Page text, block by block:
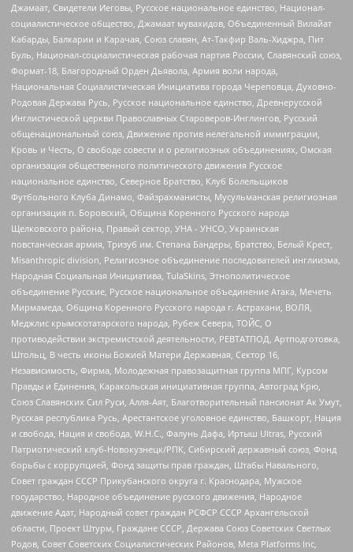
Джамаат, Свидетели Иеговы, Русское национальное единство, Национал-
социалистическое общество, Джамаат мувахидов, Объединенный Вилайат
Кабарды, Балкарии и Карачая, Союз славян, Ат-Такфир Валь-Хиджра, Пит
Буль, Национал-социалистическая рабочая партия России, Славянский союз,
Формат-18, Благородный Орден Дьявола, Армия воли народа,
Национальная Социалистическая Инициатива города Череповца, Духовно-
Родовая Держава Русь, Русское национальное единство, Древнерусской
Инглистической церкви Православных Староверов-Инглингов, Русский
общенациональный союз, Движение против нелегальной иммиграции,
Кровь и Честь, О свободе совести и о религиозных объединениях, Омская
организация общественного политического движения Русское
национальное единство, Северное Братство, Клуб Болельщиков
Футбольного Клуба Динамо, Файзрахманисты, Мусульманская религиозная
организация п. Боровский, Община Коренного Русского народа
Щелковского района, Правый сектор, УНА - УНСО, Украинская
повстанческая армия, Тризуб им. Степана Бандеры, Братство, Белый Крест,
Misanthropic division, Религиозное объединение последователей инглиизма,
Народная Социальная Инициатива, TulaSkins, Этнополитическое
объединение Русские, Русское национальное объединение Атака, Мечеть
Мирмамеда, Община Коренного Русского народа г. Астрахани, ВОЛЯ,
Меджлис крымскотатарского народа, Рубеж Севера, ТОЙС, О
противодействии экстремистской деятельности, РЕВТАТПОД, Артподготовка,
Штольц, В честь иконы Божией Матери Державная, Сектор 16,
Независимость, Фирма, Молодежная правозащитная группа МПГ, Курсом
Правды и Единения, Каракольская инициативная группа, Автоград Крю,
Союз Славянских Сил Руси, Алля-Аят, Благотворительный пансионат Ак Умут,
Русская республика Русь, Арестантское уголовное единство, Башкорт, Нация
и свобода, Нация и свобода, W.H.С., Фалунь Дафа, Иртыш Ultras, Русский
Патриотический клуб-Новокузнецк/РПК, Сибирский державный союз, Фонд
борьбы с коррупцией, Фонд защиты прав граждан, Штабы Навального,
Совет граждан СССР Прикубанского округа г. Краснодара, Мужское
государство, Народное объединение русского движения, Народное
движение Адат, Народный совет граждан РСФСР СССР Архангельской
области, Проект Штурм, Граждане СССР, Держава Союз Советских Светлых
Родов, Совет Советских Социалистических Районов, Meta Platforms Inc,